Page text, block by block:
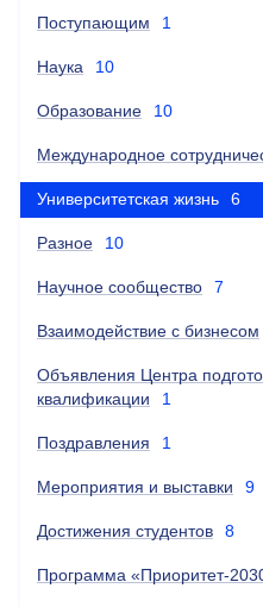
Поступающим 1
Наука 10
Образование 10
Международное
Университетская жизнь 6
Разное 10
Научное сообщество 7
Взаимодействие с бизнесом
Объявления Центра
квалификации
1
Поздравления 1
Мероприятия и выставки 9
Достижения студентов 8
Программа «Приоритет-